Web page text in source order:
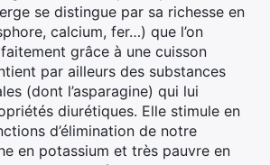
se distingue par sa richesse en
calcium, fer…) que l’on
grâce à une cuisson
par ailleurs des substances
(dont l’asparagine) qui lui
diurétiques. Elle stimule en
d’élimination de notre
en potassium et très pauvre en